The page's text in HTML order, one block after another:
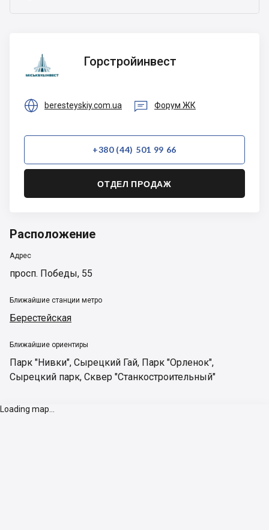
Горстройинвест
Горстройинвест
 beresteyskiy.com.ua  Форум ЖК
+380 (44) 501 99 66
ОТДЕЛ ПРОДАЖ
Расположение
Адрес
просп. Победы, 55
Ближайшие станции метро
Берестейская
Ближайшие ориентиры
Парк "Нивки", Сырецкий Гай, Парк "Орленок",
Сырецкий парк, Сквер "Станкостроительный"
Loading map...